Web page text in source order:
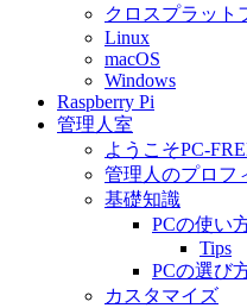
クロスプラット
Linux
macOS
Windows
Raspberry Pi
管理人室
ようこそPC-
管理人のプロフ
基礎知識
PCの使い
Tips
PCの選び
カスタマイズ